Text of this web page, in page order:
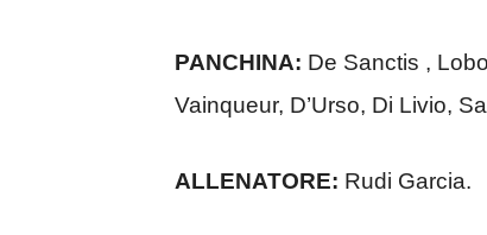
PANCHINA: De Sanctis ,
Vainqueur, D’Urso, Di Livio,
ALLENATORE: Rudi Garcia.